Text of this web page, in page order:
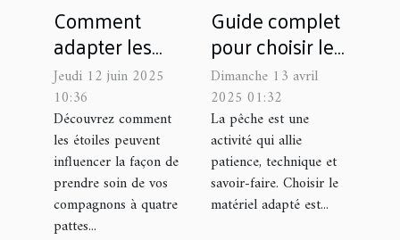
Comment
adapter les
soins de votre
animal selon
son signe
astrologique
Jeudi 12 juin 2025
10:36
Découvrez comment
les étoiles peuvent
influencer la façon de
prendre soin de vos
compagnons à quatre
pattes...
Guide complet
pour choisir le
matériel de
pêche adapté à
chaque type de
poisson
Dimanche 13 avril
2025 01:32
La pêche est une
activité qui allie
patience, technique et
savoir-faire. Choisir le
matériel adapté est...